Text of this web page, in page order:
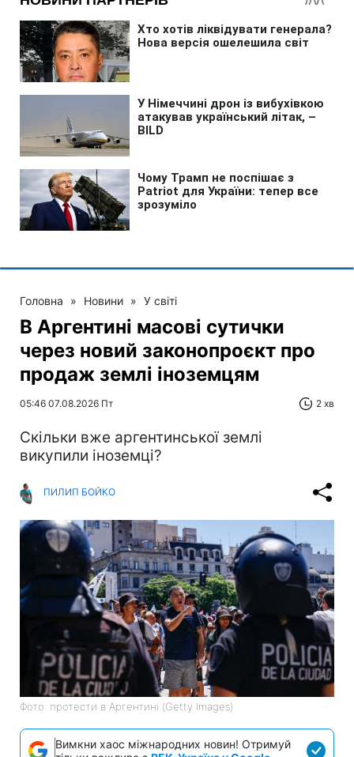
Головна » Новини » У світі
В Аргентині масові сутички
через новий законопроєкт про
продаж землі іноземцям
05:46 07.08.2026 Пт 2 хв
Скільки вже аргентинської землі
викупили іноземці?
ПИЛИП БОЙКО
Фото: протести в Аргентині (Getty Images)
Вимкни хаос міжнародних новин! Отримуй